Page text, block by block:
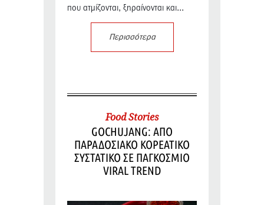
που ατμίζονται, ξηραίνονται και...
Περισσότερα
Food Stories
GOCHUJANG: ΑΠΟ
ΠΑΡΑΔΟΣΙΑΚΟ ΚΟΡΕΑΤΙΚΟ
ΣΥΣΤΑΤΙΚΟ ΣΕ ΠΑΓΚΟΣΜΙΟ
VIRAL TREND